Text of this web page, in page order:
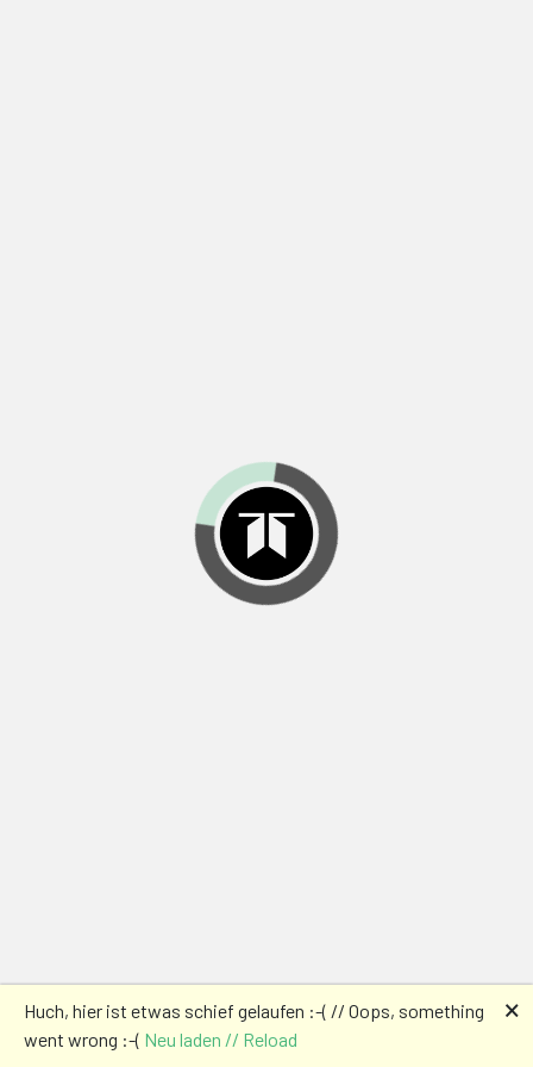
Huch, hier ist etwas schief gelaufen :-( // Oops, something
went wrong :-( Neu laden // Reload
🗙